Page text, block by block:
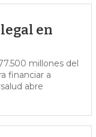
en
millones del
financiar a
abre